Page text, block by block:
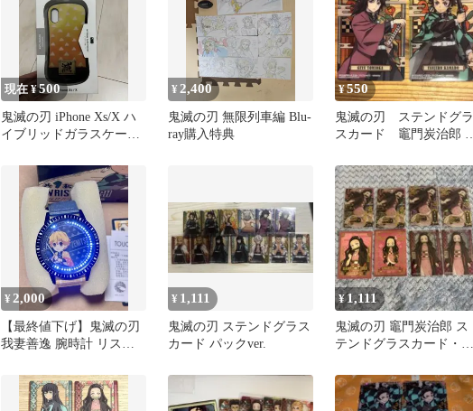
現在 ¥500
鬼滅の刃 iPhone Xs/X ハ
イブリッドガラスケース
¥ 2,400
鬼滅の刃 無限列車編 Blu-
ray購入特典
¥550
鬼滅の刃 ステンドグラ
スカード 竈門炭治郎 冨
¥ 2,000
【最終値下げ】鬼滅の刃
我妻善逸 腕時計 リスト
¥ 1,111
鬼滅の刃 ステンドグラス
カード パックver.
¥1,111
鬼滅の刃 竈門炭治郎 ス
テンドグラスカード・ス